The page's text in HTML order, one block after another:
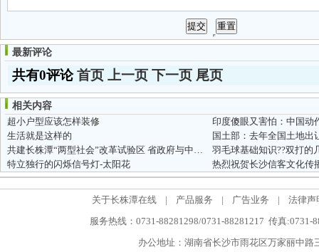
最新评论
共有0评论首页 上一页 下一页 尾页
相关内容
超小户型应该怎样装修
印度傻眼又害怕：中国动
生活就是这样的
国土部：去年全国土地出
共建长株潭“两型社会”改革试验区 省政府与中国保监会签署合作备...
羽毛球基础知识??双打的
特立独行的闪烁信号灯-太阳花
热烈祝贺长沙信客文化传
关于长株潭在线 | 产品服务 | 广告业务 |
法律声
服务热线：0731-88281298/0731-88281217 传真:0731-
办公地址：湖南省长沙市雨花区万家丽中